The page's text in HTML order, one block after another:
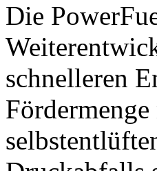
Die
schnelleren